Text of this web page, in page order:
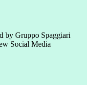
by Gruppo Spaggiari
Social Media